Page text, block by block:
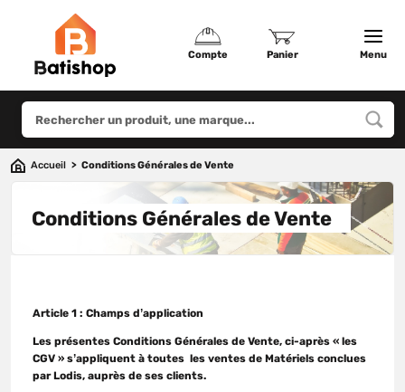
Compte Panier Menu
Accueil Conditions Générales de Vente
Conditions Générales de Vente
Article 1 : Champs d’application
Les présentes Conditions Générales de Vente, ci-après « les
CGV » s’appliquent à toutes les ventes de Matériels conclues
par Lodis, auprès de ses clients.